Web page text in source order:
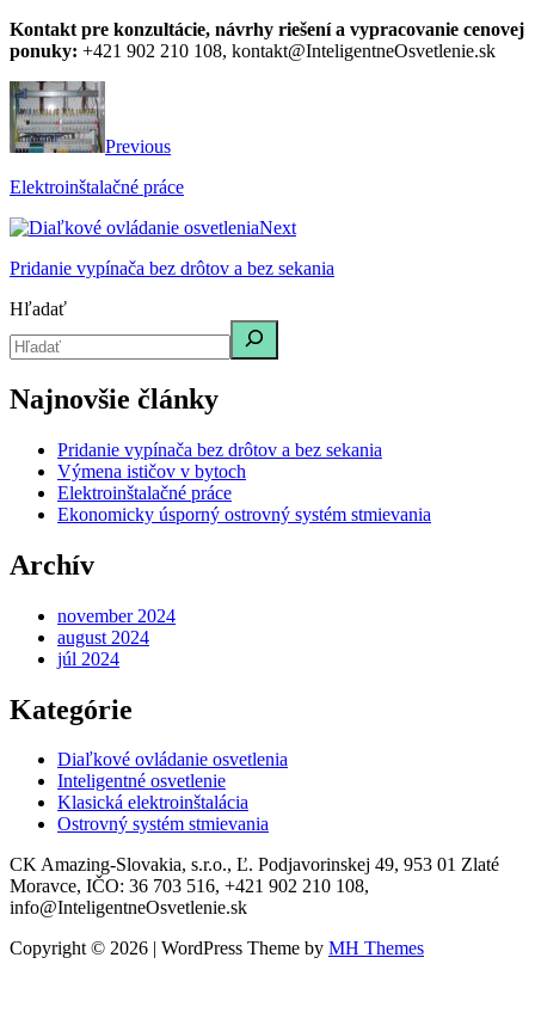
Kontakt pre konzultácie, návrhy riešení a vypracovanie cenovej
ponuky: +421 902 210 108, kontakt@InteligentneOsvetlenie.sk
Previous
Elektroinštalačné práce
Next
Pridanie vypínača bez drôtov a bez sekania
Hľadať
Najnovšie články
Pridanie vypínača bez drôtov a bez sekania
Výmena ističov v bytoch
Elektroinštalačné práce
Ekonomicky úsporný ostrovný systém stmievania
Archív
november 2024
august 2024
júl 2024
Kategórie
Diaľkové ovládanie osvetlenia
Inteligentné osvetlenie
Klasická elektroinštalácia
Ostrovný systém stmievania
CK Amazing-Slovakia, s.r.o., Ľ. Podjavorinskej 49, 953 01 Zlaté
Moravce, IČO: 36 703 516, +421 902 210 108,
info@InteligentneOsvetlenie.sk
Copyright © 2026 | WordPress Theme by MH Themes